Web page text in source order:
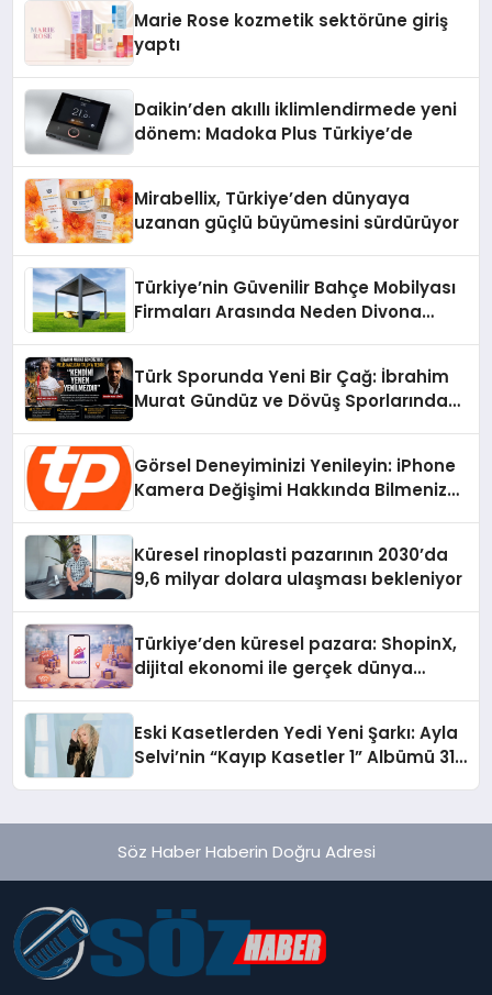
Marie Rose kozmetik sektörüne giriş
yaptı
Daikin’den akıllı iklimlendirmede yeni
dönem: Madoka Plus Türkiye’de
Mirabellix, Türkiye’den dünyaya
uzanan güçlü büyümesini sürdürüyor
Türkiye’nin Güvenilir Bahçe Mobilyası
Firmaları Arasında Neden Divona
Türk Sporunda Yeni Bir Çağ: İbrahim
Murat Gündüz ve Dövüş Sporlarında
Görsel Deneyiminizi Yenileyin: iPhone
Kamera Değişimi Hakkında Bilmeniz
Küresel rinoplasti pazarının 2030’da
9,6 milyar dolara ulaşması bekleniyor
Türkiye’den küresel pazara: ShopinX,
dijital ekonomi ile gerçek dünya
Eski Kasetlerden Yedi Yeni Şarkı: Ayla
Selvi’nin “Kayıp Kasetler 1” Albümü 31
Söz Haber Haberin Doğru Adresi